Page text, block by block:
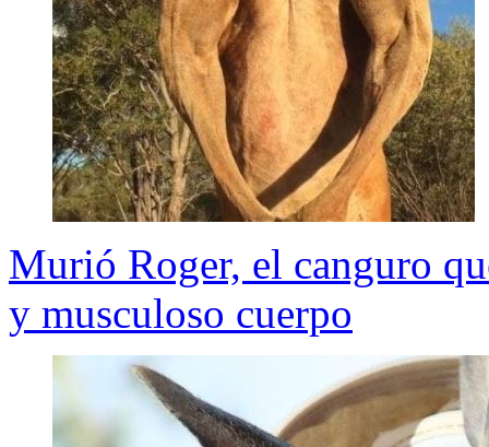
Murió Roger, el canguro
y musculoso cuerpo